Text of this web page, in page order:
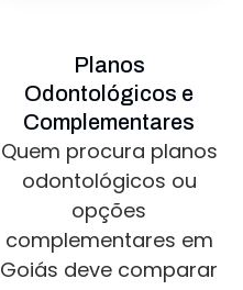
Planos
Odontológicos e
Complementares
Quem procura planos
odontológicos ou
opções
complementares em
Goiás deve comparar